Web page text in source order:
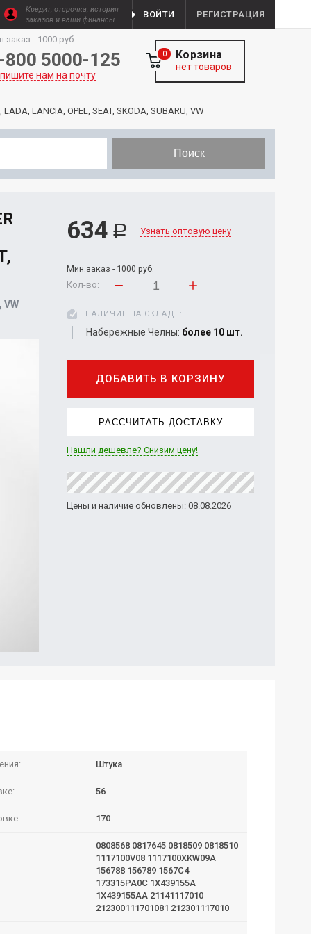
Кредит, отсрочка, история
заказов и ваши финансы
ВОЙТИ РЕГИСТРАЦИЯ
- 1000 руб.
800 5000-125
нам на почту
Корзина
0
нет товаров
LANCIA, OPEL, SEAT, SKODA, SUBARU, VW
Поиск
VW
634 Р Узнать оптовую цену
Мин.заказ - 1000 руб.
Кол-во:
НАЛИЧИЕ НА СКЛАДЕ:
Набережные Челны: более 10 шт.
ДОБАВИТЬ В КОРЗИНУ
РАССЧИТАТЬ ДОСТАВКУ
Нашли дешевле? Снизим цену!
Цены и наличие обновлены: 08.08.2026
Штука
56
170
0808568 0817645 0818509 0818510
1117100V08 1117100XKW09A
156788 156789 1567C4
173315PA0C 1X439155A
1X439155AA 21141117010
212300111701081 212301117010